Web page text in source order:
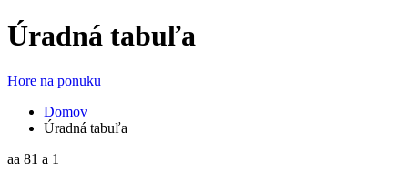
Úradná tabuľa
Hore na ponuku
Domov
Úradná tabuľa
aa 81 a 1